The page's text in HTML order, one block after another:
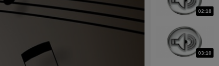
02:18
03:10